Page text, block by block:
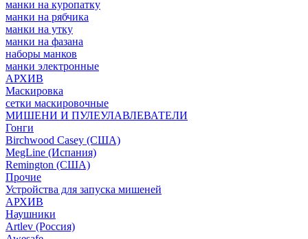
манки на куропатку
манки на рябчика
манки на утку
манки на фазана
наборы манков
манки электронные
АРХИВ
Маскировка
сетки маскировочные
МИШЕНИ И ПУЛЕУЛАВЛЕВАТЕЛИ
Гонги
Birchwood Casey (США)
MegLine (Испания)
Remington (США)
Прочие
Устройства для запуска мишеней
АРХИВ
Наушники
Artlev (Россия)